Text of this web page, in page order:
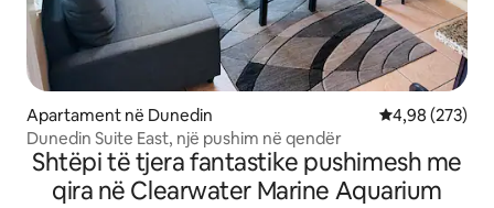
Apartament në Dunedin Vlerësimi
4,98 (273)
Dunedin Suite East, një pushim në qendër
Shtëpi të tjera fantastike pushimesh me
qira në Clearwater Marine Aquarium